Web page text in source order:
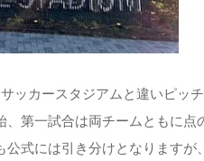
ッカースタジアムと違いピッ
、第一試合は両チームともに
公式には引き分けとなります